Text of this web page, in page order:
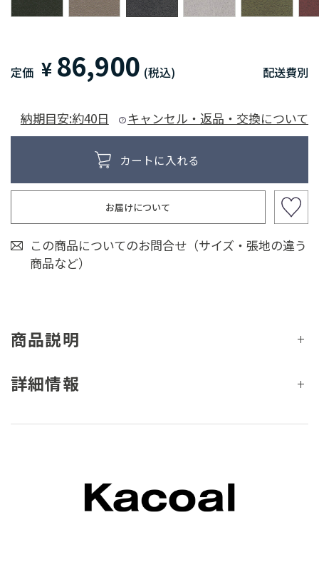
定価 ¥ 86,900 (税込) 配送費別
納期目安:約40日 キャンセル・返品・交換について
お届けについて
この商品についてのお問合せ（サイズ・張地の違う
商品など）
商品説明
詳細情報